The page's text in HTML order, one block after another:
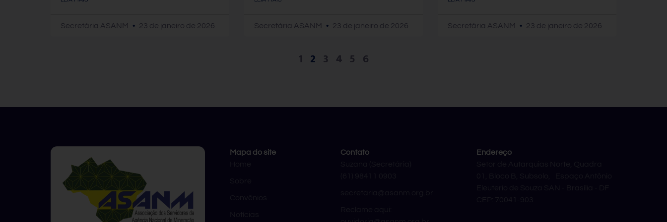
Secretária ASANM 23 de janeiro de 2026 Secretária ASANM 23 de janeiro de 2026 Secretária ASANM 23 de janeiro de 2026
1 2 3 4 5 6
Mapa do site
Contato
Endereço